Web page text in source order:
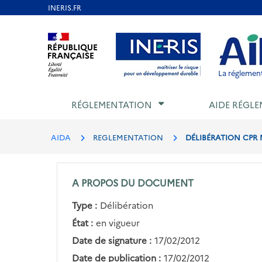
Aller au contenu Aller au menu Aller au
La
RÉGLEMENTATION AIDE
AIDA REGLEMENTATION DÉLIBÉRATION
A PROPOS DU DOCUMENT
Type : Délibération
État : en vigueur
Date de signature : 17/02/2012
Date de publication : 17/02/2012